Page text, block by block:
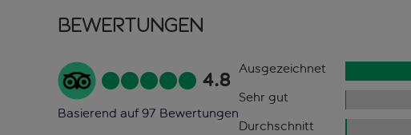
Bewertungen
4.8
Basierend auf 97 Bewertungen
Ausgezeichnet
Sehr gut
Durchschnitt